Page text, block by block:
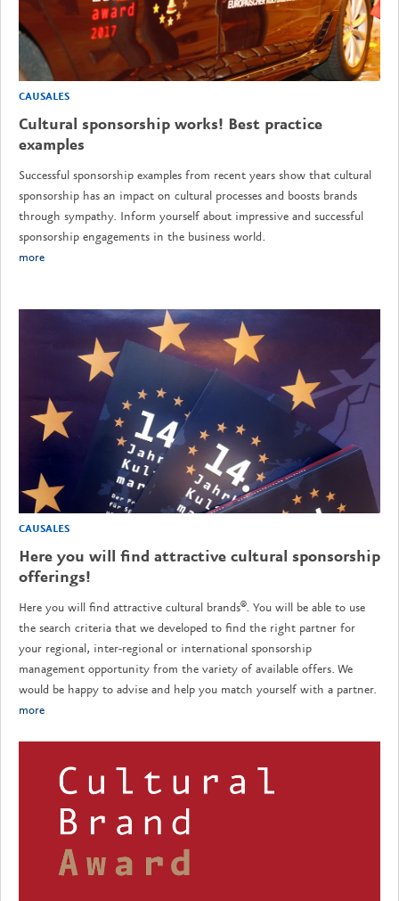
CAUSALES
Cultural sponsorship works! Best practice
examples
Successful sponsorship examples from recent years show that cultural
sponsorship has an impact on cultural processes and boosts brands
through sympathy. Inform yourself about impressive and successful
sponsorship engagements in the business world.
more
CAUSALES
Here you will find attractive cultural sponsorship
offerings!
Here you will find attractive cultural brands®. You will be able to use
the search criteria that we developed to find the right partner for
your regional, inter-regional or international sponsorship
management opportunity from the variety of available offers. We
would be happy to advise and help you match yourself with a partner.
more